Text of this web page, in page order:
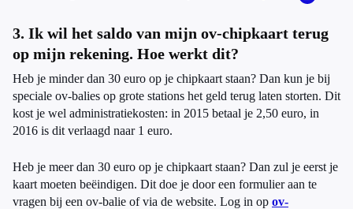
3. Ik wil het saldo van mijn ov-chipkaart terug
op mijn rekening. Hoe werkt dit?
Heb je minder dan 30 euro op je chipkaart staan? Dan kun je bij
speciale ov-balies op grote stations het geld terug laten storten. Dit
kost je wel administratiekosten: in 2015 betaal je 2,50 euro, in
2016 is dit verlaagd naar 1 euro.
Heb je meer dan 30 euro op je chipkaart staan? Dan zul je eerst je
kaart moeten beëindigen. Dit doe je door een formulier aan te
vragen bij een ov-balie of via de website. Log in op ov-